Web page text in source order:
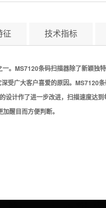
征 技术指标
。MS7120条码扫描器除了新颖独
受广大客户喜爱的原因。MS7120
设计作了进一步改进，扫描速度达
醒目而方便判断。